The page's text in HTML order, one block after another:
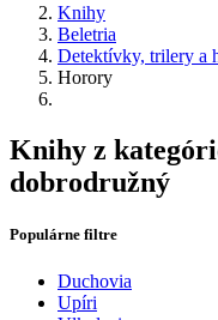
Knihy
Beletria
Detektívky, trilery a
Horory
Knihy z
dobrodružný
Populárne filtre
Duchovia
Upíri